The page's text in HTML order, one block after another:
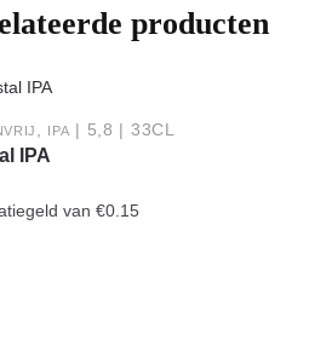
producten
IPA | 5,8 | 33CL
IPA
van€0.15